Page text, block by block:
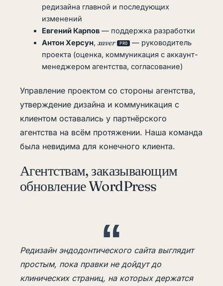
редизайна главной и последующих
изменений
Евгений Карпов— поддержка разработки
Антон Херсун, xaver PRO
— руководитель
проекта (оценка, коммуникация с аккаунт-
менеджером агентства, согласование)
Управление проектом со стороны агентства,
утверждение дизайна и коммуникация с
клиентом оставались у партнёрского
агентства на всём протяжении. Наша команда
была невидима для конечного клиента.
Агентствам, заказывающим
обновление WordPress
Редизайн эндодонтического сайта выглядит
простым, пока правки не дойдут до
клинических страниц, на которых держатся